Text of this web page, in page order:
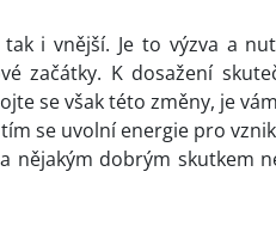
i vnější. Je to výzva a
začátky. K dosažení
se však této změny, je
se uvolní energie pro
nějakým dobrým skutkem